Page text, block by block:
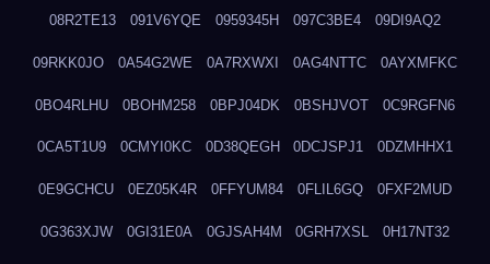
08R2TE13 091V6YQE 0959345H 097C3BE4 09DI9AQ2
09RKK0JO 0A54G2WE 0A7RXWXI 0AG4NTTC 0AYXMFKC
0BO4RLHU 0BOHM258 0BPJ04DK 0BSHJVOT 0C9RGFN6
0CA5T1U9 0CMYI0KC 0D38QEGH 0DCJSPJ1 0DZMHHX1
0E9GCHCU 0EZ05K4R 0FFYUM84 0FLIL6GQ 0FXF2MUD
0G363XJW 0GI31E0A 0GJSAH4M 0GRH7XSL 0H17NT32